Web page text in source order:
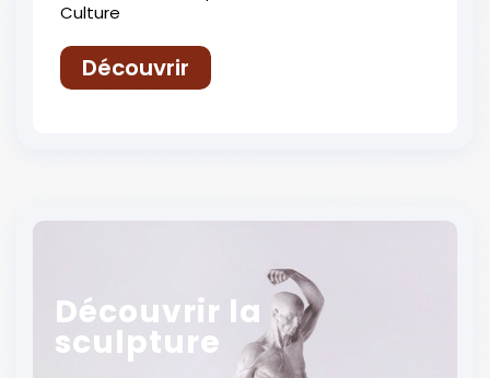
Culture
Découvrir
Découvrir la
sculpture